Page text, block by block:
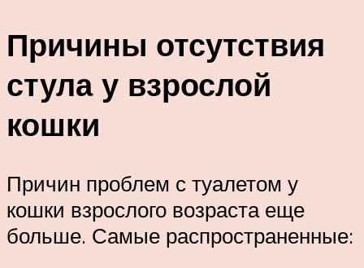
Причины отсутствия
стула у взрослой
кошки
Причин проблем с туалетом у
кошки взрослого возраста еще
больше. Самые распространенные: